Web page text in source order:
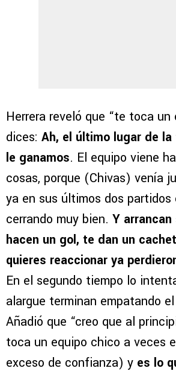
Herrera reveló que “te toca un
dices: Ah, el último lugar de
le ganamos. El equipo viene
cosas, porque (Chivas) venía
ya en sus últimos dos partidos
cerrando muy bien. Y
hacen un gol, te dan un
quieres reaccionar ya
En el segundo tiempo lo
alargue terminan empatando
Añadió que “creo que al
toca un equipo chico a veces
exceso de confianza) y es lo